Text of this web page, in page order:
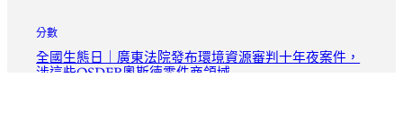
分數
全國生態日｜廣東法院發布環境資源審判十年夜案件，
涉這些OSDER奧斯德零件商領域